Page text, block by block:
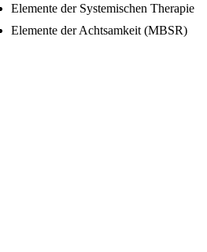
Elemente der Systemischen Therapie
Elemente der Achtsamkeit (MBSR)